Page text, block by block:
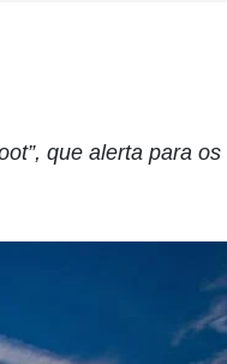
que alerta para os